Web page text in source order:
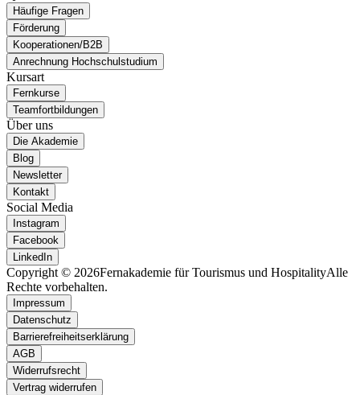
Häufige Fragen
Förderung
Kooperationen/B2B
Anrechnung Hochschulstudium
Kursart
Fernkurse
Teamfortbildungen
Über uns
Die Akademie
Blog
Newsletter
Kontakt
Social Media
Instagram
Facebook
LinkedIn
Copyright © 2026Fernakademie für Tourismus und HospitalityAlle
Rechte vorbehalten.
Impressum
Datenschutz
Barrierefreiheitserklärung
AGB
Widerrufsrecht
Vertrag widerrufen